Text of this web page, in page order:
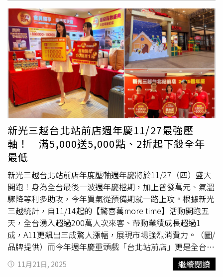
「突飛猛進」，讓她開始重新衡量。吳淡如舉例台北松山機
場飛上海，經濟艙票價不到9000元，但商務艙卻超過40000
元，價格差距超過4倍，飛行時間卻不到90分鐘，讓她難以
接受。吳淡如表示，只要價格相差超過3倍，她就會毫不猶
豫選擇經濟艙。吳淡如透露，即便公司可提供報帳、允許她
搭商務艙，依舊堅持按照自己心中的價值準則消費，並笑稱
若選擇
，「等於一趟算是賺15000元」，時間相同，
「打工費不低」。吳淡如也說，「有些人腦子裡有一把衡量
價格與價值的尺，不想讓價格超過價值太多，我就是這
種」，但她也強調說的是自己，別人搭飛機選擇哪種艙等，
她沒有意見、沒有給建議。
新光三越台北站前店週年慶11/27最強壓
軸！ 滿5,000送5,000點、2折起下殺全年
最低
新光三越台北站前店年度壓軸週年慶將於11/27（四）盛大
開跑！身為全台最後一波週年慶檔期，加上普發萬元、氣溫
驟降等利多助攻，今年買氣從預備期就一路上攻。根據新光
三越統計，自11/14起的【驚喜萬more time】活動開跑五
天，全台湧入超過200萬人次來客、帶動業績成長超過1
成，A11更飆出三成驚人漲幅，展現市場強烈消費力。（圖/
品牌提供）而今年週年慶重頭戲「台北站前店」更是全台矚
目焦點，預估整檔可達成 10.8億業績（年成長0.5%），來
客預估成長3%。因為是「壓軸中的壓軸」，站前店將祭出
11月21日, 2025 繼續閱讀